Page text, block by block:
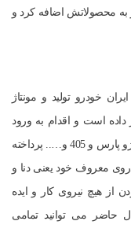
به محصولاتش اضافه کرد و
خودرو تولید و مونتاژ
داده است و اقدام به ورود
خودروهایی مانند هایما اس 5، تولید پزو 207، رانا، پژو پارس و 405 و….. پرداخته
معروف خود یعنی دنا و
از هیچ نیروی کار و ایده
حاضر می توانید تمامی